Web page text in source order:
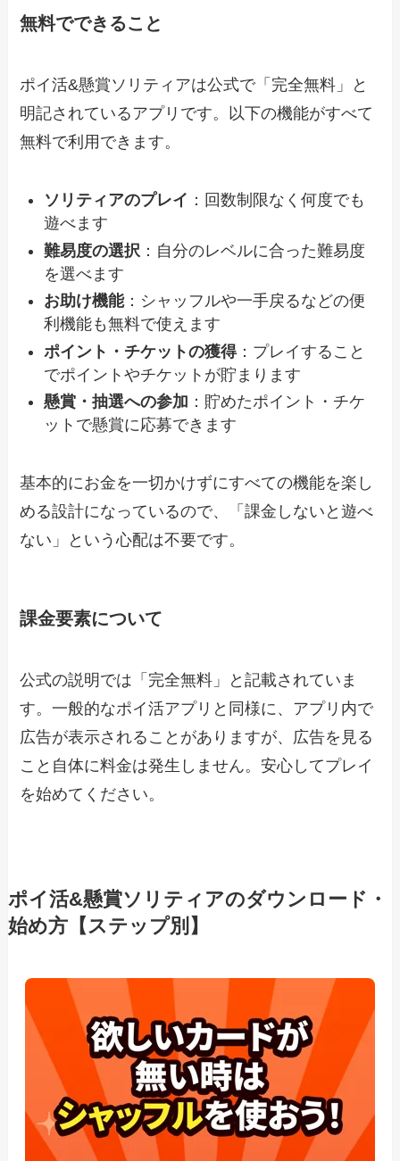
無料でできること
ポイ活&懸賞ソリティアは公式で「完全無料」と
明記されているアプリです。以下の機能がすべて
無料で利用できます。
ソリティアのプレイ ：回数制限なく何度でも
遊べます
難易度の選択 ：自分のレベルに合った難易度
を選べます
お助け機能：シャッフルや一手戻るなどの便
利機能も無料で使えます
ポイント・チケットの獲得：プレイすること
でポイントやチケットが貯まります
懸賞・抽選への参加 ：貯めたポイント・チケ
ットで懸賞に応募できます
基本的にお金を一切かけずにすべての機能を楽し
める設計になっているので、「課金しないと遊べ
ない」という心配は不要です。
課金要素について
公式の説明では「完全無料」と記載されていま
す。一般的なポイ活アプリと同様に、アプリ内で
広告が表示されることがありますが、広告を見る
こと自体に料金は発生しません。安心してプレイ
を始めてください。
ポイ活&懸賞ソリティアのダウンロード・
始め方【ステップ別】